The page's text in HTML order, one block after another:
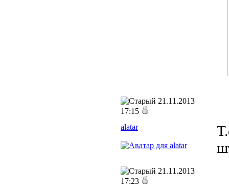
21.11.2013
17:15
alatar
21.11.2013
17:23